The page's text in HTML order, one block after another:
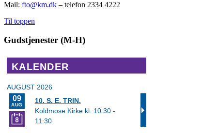
Mail: fto@km.dk – telefon 2334 4222
Til toppen
Gudstjenester (M-H)